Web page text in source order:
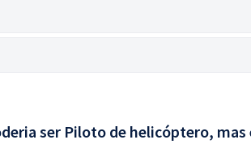
ser Piloto de helicóptero, mas